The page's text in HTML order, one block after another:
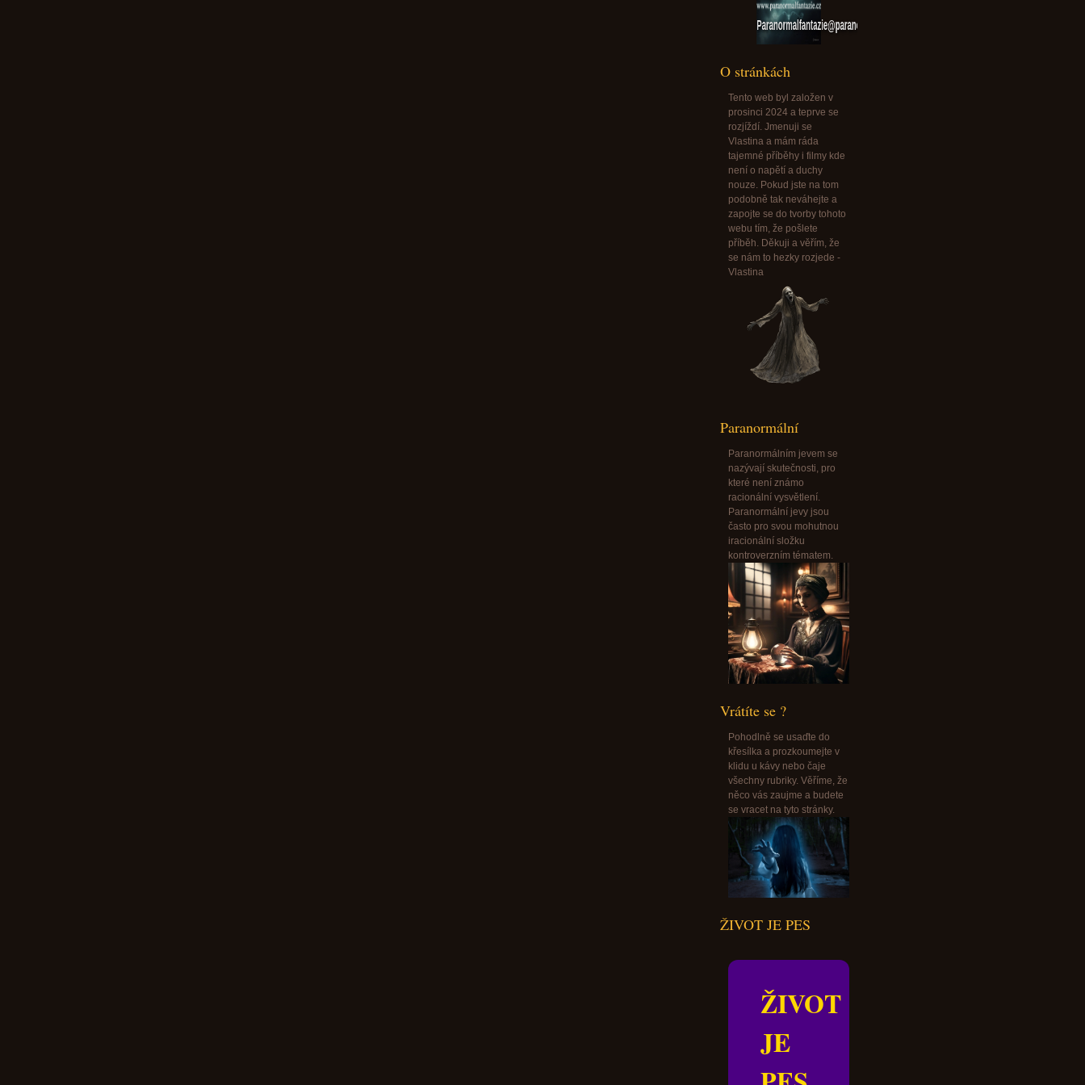
Paranormalfantazie@paranormalfantazie.cz
O stránkách
Tento web byl založen v
prosinci 2024 a teprve se
rozjíždí. Jmenuji se
Vlastina a mám ráda
tajemné příběhy i filmy kde
není o napětí a duchy
nouze. Pokud jste na tom
podobně tak neváhejte a
zapojte se do tvorby tohoto
webu tím, že pošlete
příběh. Děkuji a věřím, že
se nám to hezky rozjede -
Vlastina
Paranormální
Paranormálním jevem se
nazývají skutečnosti, pro
které není známo
racionální vysvětlení.
Paranormální jevy jsou
často pro svou mohutnou
iracionální složku
kontroverzním tématem.
Vrátíte se ?
Pohodlně se usaďte do
křesílka a prozkoumejte v
klidu u kávy nebo čaje
všechny rubriky. Věříme, že
něco vás zaujme a budete
se vracet na tyto stránky.
ŽIVOT JE PES
ŽIVOT
JE